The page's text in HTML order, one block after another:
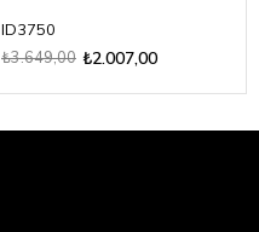
ID3750
₺2.007,00
₺3.649,00